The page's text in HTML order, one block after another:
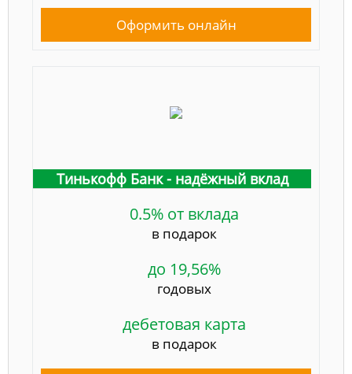
Оформить онлайн
Тинькофф Банк - надёжный вклад
0.5% от вклада
в подарок
до 19,56%
годовых
дебетовая карта
в подарок